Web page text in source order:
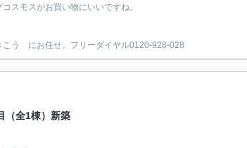
スモスがお買い物にいいですね。
にお任せ。フリーダイヤル0120-928-028
（全1棟）新築